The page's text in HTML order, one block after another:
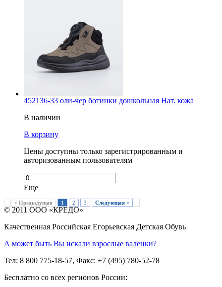
452136-33 оли-чер ботинки дошкольная Нат. кожа
В наличии
В корзину
Цены доступны только зарегистрированным и
авторизованным пользователям
Еще
< Предыдущая 1 2 3 Следующая >
© 2011 ООО «КРЕДО»
Качественная Российская Егорьевская Детская Обувь
А может быть Вы искали взрослые валенки?
Тел: 8 800 775-18-57, Факс: +7 (495) 780-52-78
Бесплатно со всех регионов России: